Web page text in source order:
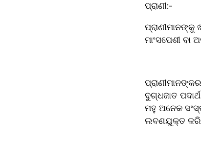
ପ୍ରାଣୀ:-
ପ୍ରାଣୀମାନଙ୍କୁ
ମାଂସପେଶୀ
ଦୁଗ୍ଧଜାତ
ମହୁ ଅନେକ ସଂସ୍କୃତିରେ ଗ୍ରହଣ